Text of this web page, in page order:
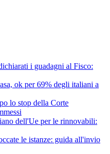
i guadagni al Fisco:
ok per 69% degli italiani a
lo stop della Corte
dell'Ue per le rinnovabili:
le istanze: guida all'invio